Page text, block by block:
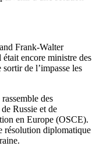
Frank-Walter
encore ministre des
de l’impasse les
des
Russie et de
en Europe (OSCE).
résolution diplomatique